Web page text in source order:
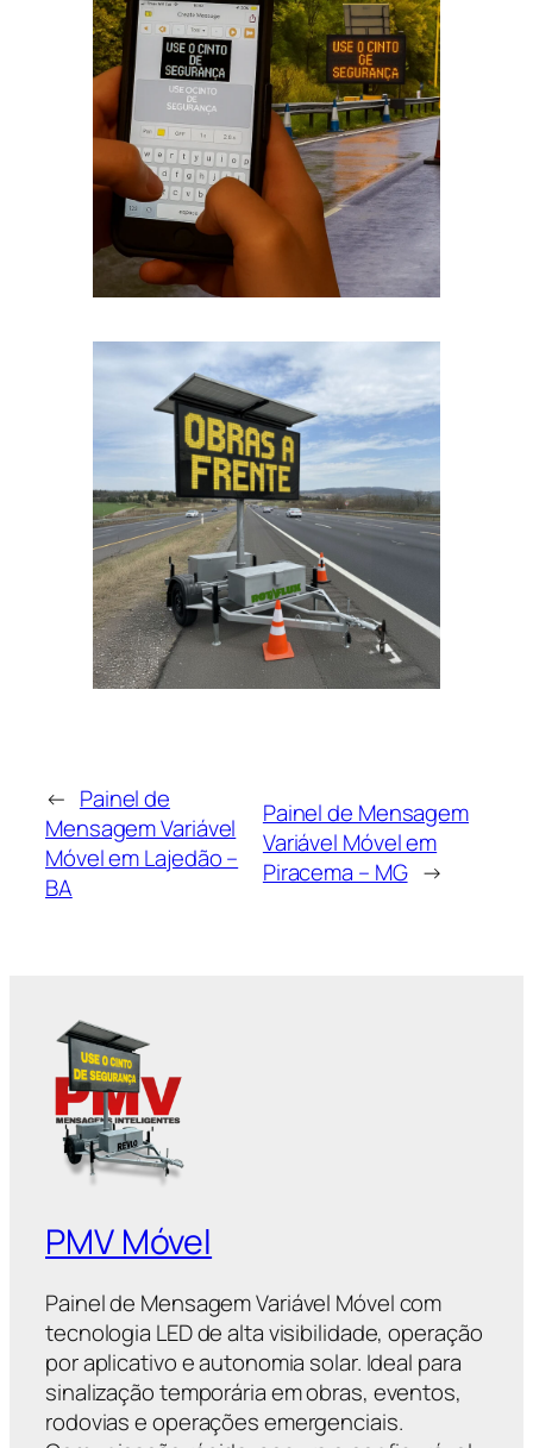
← Painel de
Mensagem Variável
Móvel em Lajedão –
BA
Painel de Mensagem
Variável Móvel em
Piracema – MG →
PMV Móvel
Painel de Mensagem Variável Móvel com
tecnologia LED de alta visibilidade, operação
por aplicativo e autonomia solar. Ideal para
sinalização temporária em obras, eventos,
rodovias e operações emergenciais.